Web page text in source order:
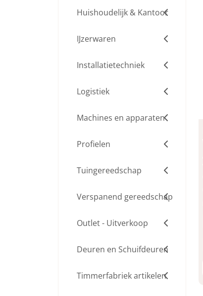
Huishoudelijk & Kantoor
IJzerwaren
Installatietechniek
Logistiek
Machines en apparaten
Profielen
Tuingereedschap
Verspanend gereedschap
Outlet - Uitverkoop
Deuren en Schuifdeuren
Timmerfabriek artikelen